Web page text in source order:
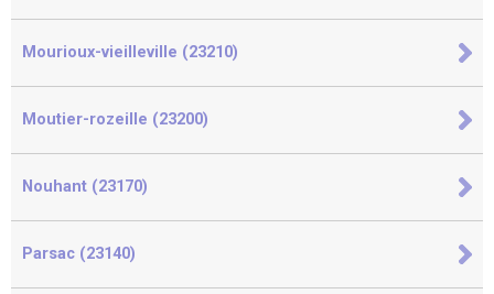
Mourioux-vieilleville (23210)
Moutier-rozeille (23200)
Nouhant (23170)
Parsac (23140)